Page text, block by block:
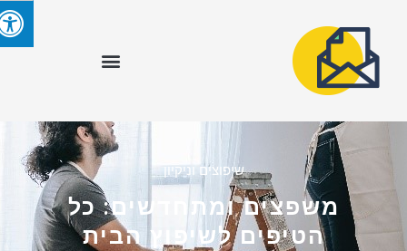
שיפוצים וניקיון
משפצים ומתחדשים: כל
הטיפים לשיפוץ הבית